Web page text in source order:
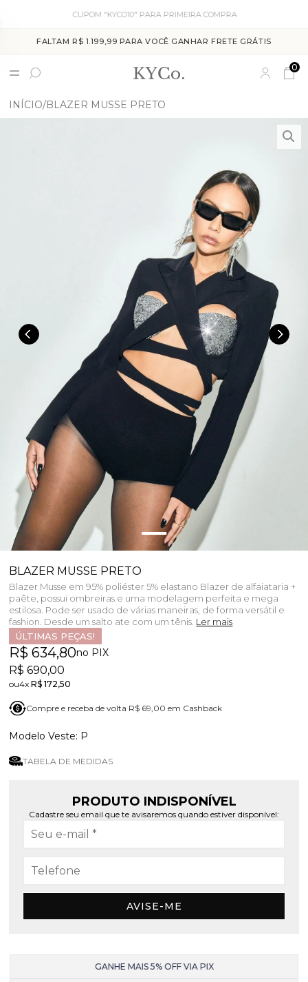
CUPOM "KYCO10" PARA PRIMEIRA COMPRA
FALTAM R$ 1.199,99 PARA VOCÊ GANHAR FRETE GRÁTIS
0
INÍCIO BLAZER MUSSE PRETO
BLAZER MUSSE PRETO
Blazer Musse em 95% poliéster 5% elastano Blazer de alfaiataria +
paête, possui ombreiras e uma modelagem perfeita e mega
estilosa. Pode ser usado de várias maneiras, de forma versátil e
fashion. Desde um salto ate com um tênis. Ler mais
ÚLTIMAS PEÇAS!
R$ 634,80no PIX
R$ 690,00
4xR$ 172,50
Compre e receba de volta R$ 69,00 em Cashback
P
TABELA DE MEDIDAS
PRODUTO INDISPONÍVEL
Cadastre seu email que te avisaremos quando estiver disponível:
AVISE-ME
GANHE MAIS 5% OFF VIA PIX